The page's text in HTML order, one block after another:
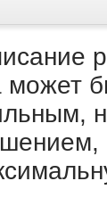
может